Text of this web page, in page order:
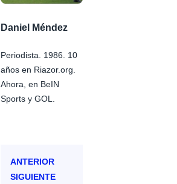
Daniel Méndez
Periodista. 1986. 10
años en Riazor.org.
Ahora, en BeIN
Sports y GOL.
ANTERIOR
SIGUIENTE